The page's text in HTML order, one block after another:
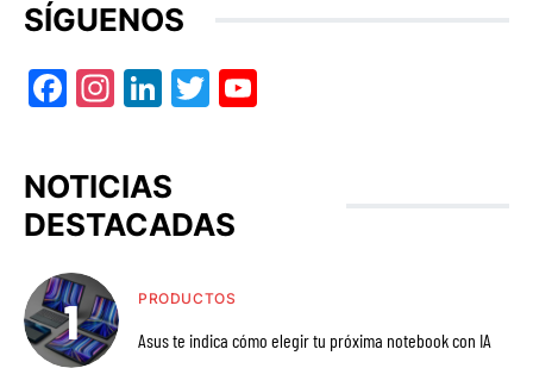
SÍGUENOS
Facebook
Instagram
LinkedIn
Twitter
NOTICIAS
DESTACADAS
PRODUCTOS
Asus te indica cómo elegir tu próxima notebook con IA